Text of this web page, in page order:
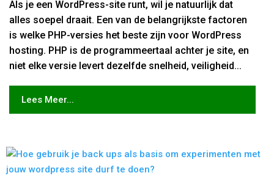
Als je een WordPress-site runt, wil je natuurlijk dat
alles soepel draait. Een van de belangrijkste factoren
is welke PHP-versies het beste zijn voor WordPress
hosting. PHP is de programmeertaal achter je site, en
niet elke versie levert dezelfde snelheid, veiligheid...
Lees Meer...